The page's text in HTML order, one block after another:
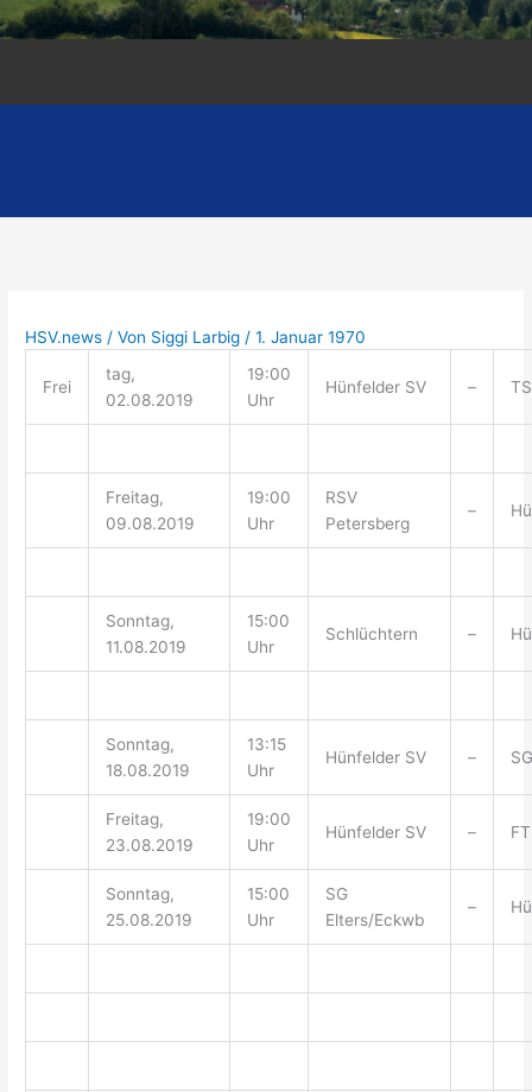
HSV.news / Von Siggi Larbig/1. Januar 1970
Frei
tag,
02.08.2019
19:00
Uhr
Hünfelder SV –
Freitag,
09.08.2019
19:00
Uhr
RSV
Petersberg
–
Sonntag,
11.08.2019
15:00
Uhr
Schlüchtern –
Sonntag,
18.08.2019
13:15
Uhr
Hünfelder SV –
Freitag,
23.08.2019
19:00
Uhr
Hünfelder SV –
Sonntag,
25.08.2019
15:00
Uhr
SG
Elters/Eckwb
–